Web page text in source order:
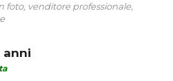
foto, venditore professionale,
anni